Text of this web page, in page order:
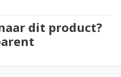
dit product?